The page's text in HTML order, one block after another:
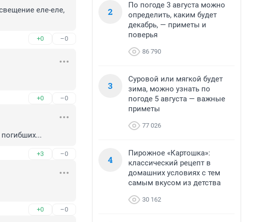
еле-еле,
+0 –0
+0 –0
+3 –0
+0 –0
2
По погоде 3 августа можно
определить, каким будет
декабрь, — приметы и
поверья
86 790
3
Суровой или мягкой будет
зима, можно узнать по
погоде 5 августа — важные
приметы
77 026
4
Пирожное «Картошка»:
классический рецепт в
домашних условиях с тем
самым вкусом из детства
30 162